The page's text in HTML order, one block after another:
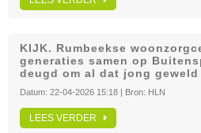
KIJK. Rumbeekse
generaties samen op
deugd om al dat jong geweld
Datum: 22-04-2026 15:18 | Bron: HLN
LEES VERDER